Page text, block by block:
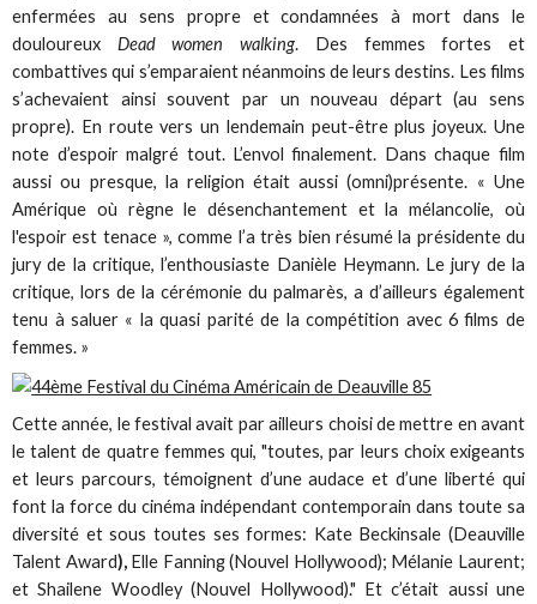
enfermées au sens propre et condamnées à mort dans le
douloureux Dead women walking. Des femmes fortes et
combattives qui s’emparaient néanmoins de leurs destins. Les films
s’achevaient ainsi souvent par un nouveau départ (au sens
propre). En route vers un lendemain peut-être plus joyeux. Une
note d’espoir malgré tout. L’envol finalement. Dans chaque film
aussi ou presque, la religion était aussi (omni)présente. « Une
Amérique où règne le désenchantement et la mélancolie, où
l'espoir est tenace », comme l’a très bien résumé la présidente du
jury de la critique, l’enthousiaste Danièle Heymann. Le jury de la
critique, lors de la cérémonie du palmarès, a d’ailleurs également
tenu à saluer « la quasi parité de la compétition avec 6 films de
femmes. »
Cette année, le festival avait par ailleurs choisi de mettre en avant
le talent de quatre femmes qui, "toutes, par leurs choix exigeants
et leurs parcours, témoignent d’une audace et d’une liberté qui
font la force du cinéma indépendant contemporain dans toute sa
diversité et sous toutes ses formes: Kate Beckinsale (Deauville
Talent Award), Elle Fanning (Nouvel Hollywood); Mélanie Laurent;
et Shailene Woodley (Nouvel Hollywood)." Et c’était aussi une